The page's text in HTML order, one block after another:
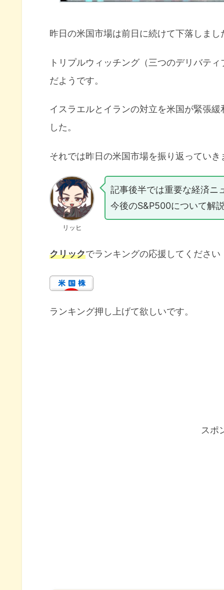
昨日の米国市場は前日に続けて下落しまし
トリプルウィッチング（三つのデリバテ
だようです。
イスラエルとイランの対立を米国が緊張
した。
それでは昨日の米国市場を振り返っていき
リッヒ
記事後半では重要な経済ニ
今後のS&P500について解
クリックでランキングの応援してください
ランキング押し上げて欲しいです。
スポ